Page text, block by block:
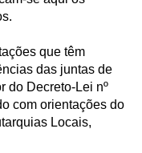
que têm
das juntas de
do Decreto-Lei nº
com orientações do
Locais,